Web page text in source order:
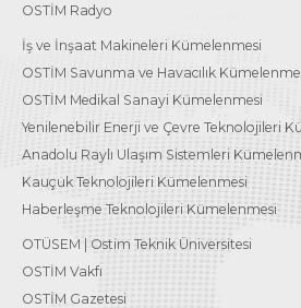
OSTİM Radyo
İş ve İnşaat Makineleri Kümelenmesi
OSTİM Savunma ve Havacılık
OSTİM Medikal Sanayi Kümelenmesi
Yenilenebilir Enerji ve Çevre Teknolojileri
Anadolu Raylı Ulaşım Sistemleri
Kauçuk Teknolojileri Kümelenmesi
Haberleşme Teknolojileri Kümelenmesi
OTÜSEM | Ostim Teknik Üniversitesi
OSTİM Vakfı
OSTİM Gazetesi